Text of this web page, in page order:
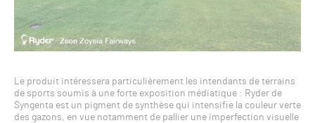
Le produit intéressera particulièrement les intendants de terrains
de sports soumis à une forte exposition médiatique : Ryder de
Syngenta est un pigment de synthèse qui intensifie la couleur verte
des gazons, en vue notamment de pallier une imperfection visuelle